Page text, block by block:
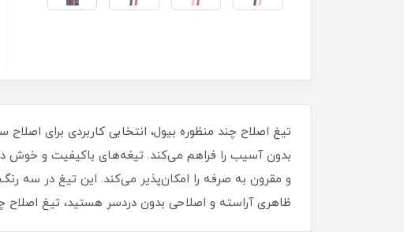
تیغ اصلاح چند منظوره بیول، انتخابی کاربردی برای
بدون آسیب را فراهم می‌کند. تیغه‌های باکیفیت و خوش‌
و مقرون‌ به‌ صرفه را امکان‌پذیر می‌کند. این تیغ در سه
ظاهری آراسته و اصلاحی بدون دردسر هستید، تیغ اصلاح